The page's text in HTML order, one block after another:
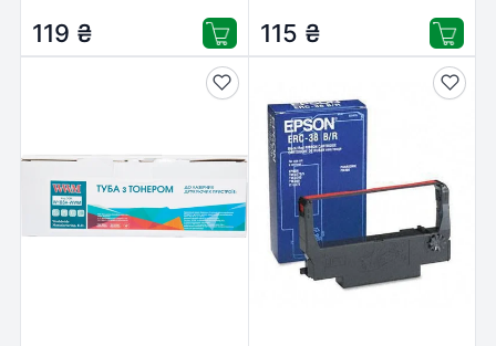
119 ₴ 115 ₴